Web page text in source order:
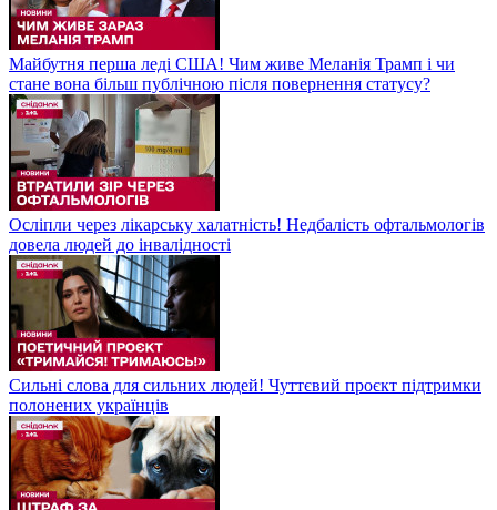
Майбутня перша леді США! Чим живе Меланія Трамп і чи
стане вона більш публічною після повернення статусу?
Осліпли через лікарську халатність! Недбалість офтальмологів
довела людей до інвалідності
Сильні слова для сильних людей! Чуттєвий проєкт підтримки
полонених українців